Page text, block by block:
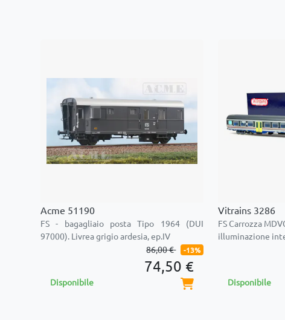
Acme 51190
FS - bagagliaio posta Tipo 1964 (DUI
97000). Livrea grigio ardesia, ep.IV
86,00 €
-13%
74,50 €
Disponibile
Vitrains 3286
FS Carrozza
illuminazione
Disponibile